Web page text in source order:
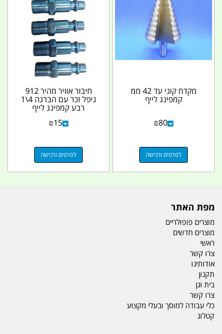
מקדח קוני עד 42 ממ
קמפינג לייף
₪80
לפרטים ורכישה
חיבור אוויר מהיר 912
ניפל זכר עם הברגה 4\1
רבע קמפינג לייף
₪15
לפרטים ורכישה
מפת האתר
מוצרים פופולריים
מוצרים חדשים
ראשי
צרו קשר
אודותינו
תקנון
בית וגן
צרו קשר
כלי עבודה למוסך ובעלי מקצוע
קטלוג